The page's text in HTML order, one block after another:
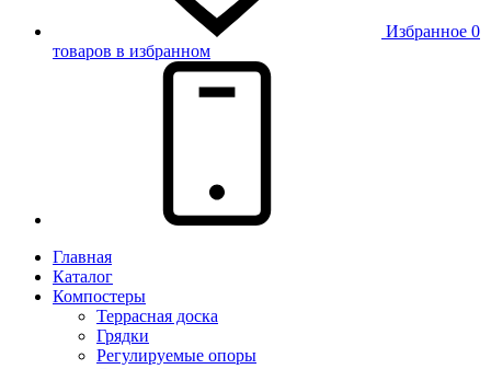
Избранное 0
товаров в избранном
Главная
Каталог
Компостеры
Террасная доска
Грядки
Регулируемые опоры